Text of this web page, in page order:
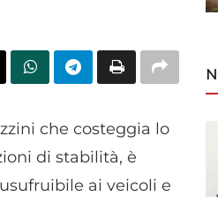
che costeggia lo
di stabilità, è
ai veicoli e